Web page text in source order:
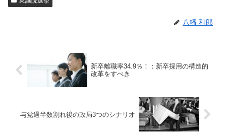
八幡 和郎
新卒離職率34.9％！：新卒採用の構造的
改革をすべき
与党過半数割れ後の政局3つのシナリオ